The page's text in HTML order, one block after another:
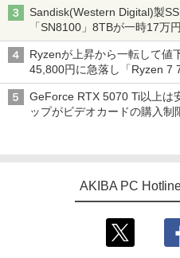
Sandisk(Western Digital)製
「SN8100」8TBが一時17
Ryzenが上昇から一転して値
45,800円に急落し「Ryzen 7
前半のCPU価格]
GeForce RTX 5070 Ti以上は
ップがビデオカードの購入制
AKIBA PC